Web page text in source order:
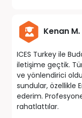
Kanada
Amerika
İngiltere
Kanada
Kenan
ICES Turkey ile
iletişime geçtik.
ve yönlendirici
sundular, özellikle
ederim.
rahatlattılar.